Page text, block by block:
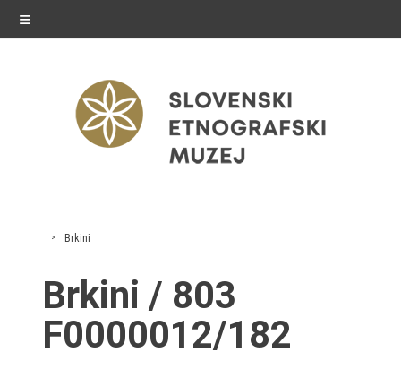
≡
razstave
Stalne razstave
Občasne razstave
Gostovanja
Brkini
Brkini / 803
F0000012/182